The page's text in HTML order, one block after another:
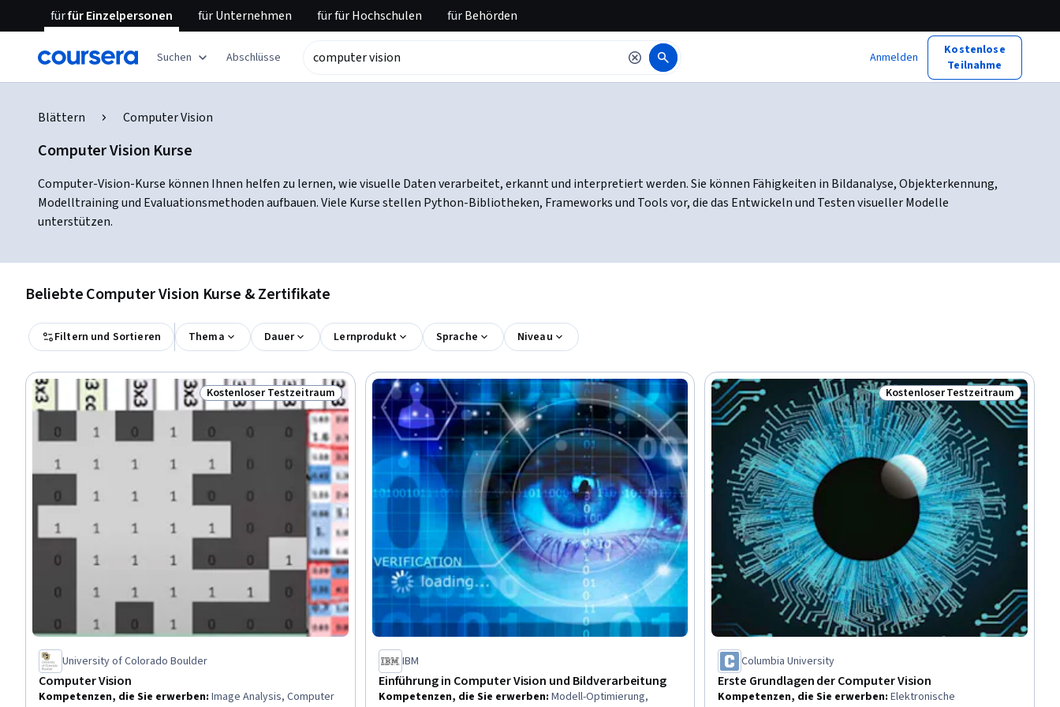
fürfür Einzelpersonen fürUnternehmen fürfür Hochschulen fürBehörden
Suchen Abschlüsse Anmelden
Kostenlose
Teilnahme
Blättern Computer Vision
Computer Vision Kurse
Computer-Vision-Kurse können Ihnen helfen zu lernen, wie visuelle Daten verarbeitet, erkannt und interpretiert werden. Sie können Fähigkeiten in Bildanalyse, Objekterkennung,
Modelltraining und Evaluationsmethoden aufbauen. Viele Kurse stellen Python-Bibliotheken, Frameworks und Tools vor, die das Entwickeln und Testen visueller Modelle
unterstützen.
Beliebte Computer Vision Kurse & Zertifikate
Filtern und Sortieren Thema Dauer Lernprodukt Sprache Niveau
Status: Kostenloser Testzeitraum
Kostenloser Testzeitraum
University of Colorado Boulder
Computer Vision
Kompetenzen, die Sie erwerben: Image Analysis, Computer
IBM
Einführung in Computer Vision und Bildverarbeitung
Kompetenzen, die Sie erwerben: Modell-Optimierung,
Status: Kostenloser
Kostenloser Testzeitraum
Columbia University
Erste Grundlagen der Computer Vision
Kompetenzen, die Sie erwerben:Elektronische